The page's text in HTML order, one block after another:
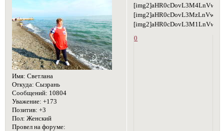
Имя: Светлана
Откуда: Сызрань
Сообщений: 10804
Уважение: +173
Позитив: +3
Пол: Женский
Провел на форуме:
0